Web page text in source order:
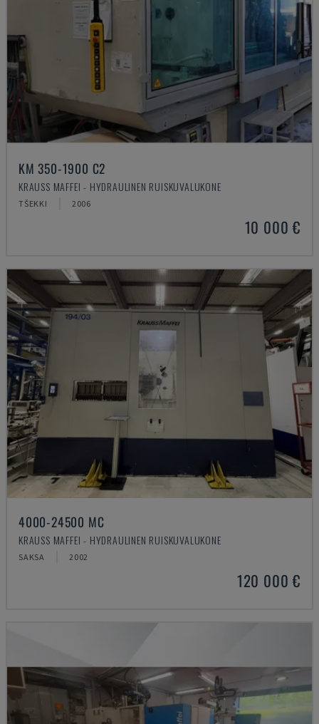
KM 350-1900 C2
KRAUSS MAFFEI - HYDRAULINEN RUISKUVALUKONE
TŠEKKI 2006
10 000 €
4000-24500 MC
KRAUSS MAFFEI - HYDRAULINEN RUISKUVALUKONE
SAKSA 2002
120 000 €